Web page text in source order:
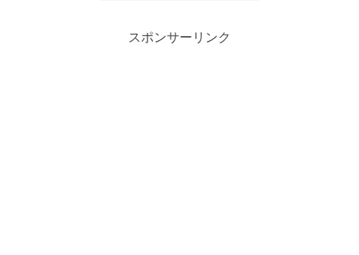
スポンサーリンク